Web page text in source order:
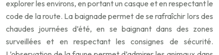
explorer les environs, en portant un casque et en respectant le
code de la route. La baignade permet de se rafraîchir lors des
chaudes journées d’été, en se baignant dans des zones
surveillées et en respectant les consignes de sécurité.